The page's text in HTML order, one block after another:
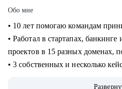
Обо мне
• 10 лет помогаю командам
• Работал в стартапах, банкинге
проектов в 15 разных доменах,
• 3 собственных и несколько